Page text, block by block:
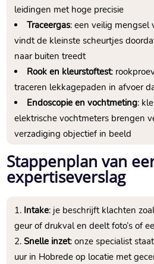
leidingen met hoge precisie
Traceergas: een veilig
vindt de kleinste scheurtjes
naar buiten treedt
Rook en kleurstoftest:
traceren lekkagepaden in afvoer
Endoscopie en vochtmeting:
elektrische vochtmeters brengen
verzadiging objectief in beeld
Stappenplan van
expertiseverslag
Intake: je beschrijft klachten
geur of drukval en deelt foto’s of
Snelle inzet: onze specialist
uur in Hobrede op locatie met